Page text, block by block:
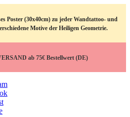
Poster (30x40cm) zu jeder Wandtattoo- und
Motive der Heiligen Geometrie.
ab 75€ Bestellwert (DE)